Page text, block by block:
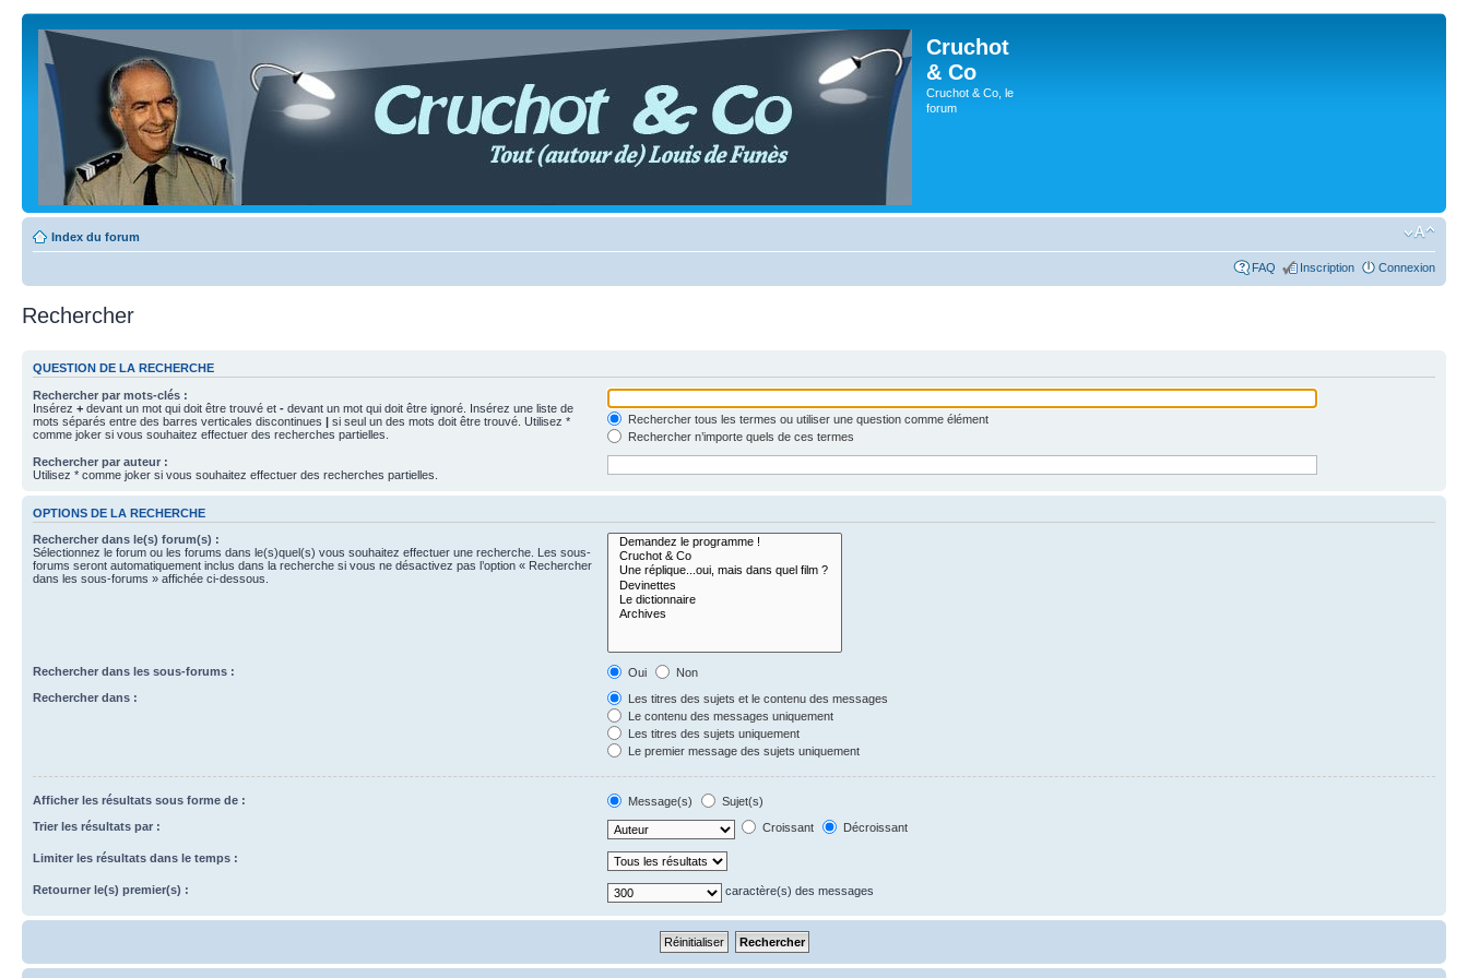
Cruchot
& Co
Cruchot & Co, le
forum
Index du forum
FAQ Inscription Connexion
Rechercher
QUESTION DE LA RECHERCHE
Rechercher par mots-clés :
Insérez + devant un mot qui doit être trouvé et - devant un mot qui doit être ignoré. Insérez une liste de
mots séparés entre des barres verticales discontinues | si seul un des mots doit être trouvé. Utilisez *
comme joker si vous souhaitez effectuer des recherches partielles.
Rechercher tous les termes ou utiliser une question comme élément
Rechercher n’importe quels de ces termes
Rechercher par auteur :
Utilisez * comme joker si vous souhaitez effectuer des recherches partielles.
OPTIONS DE LA RECHERCHE
Rechercher dans le(s) forum(s) :
Sélectionnez le forum ou les forums dans le(s)quel(s) vous souhaitez effectuer une recherche. Les sous-
forums seront automatiquement inclus dans la recherche si vous ne désactivez pas l’option « Rechercher
dans les sous-forums » affichée ci-dessous.
Rechercher dans les sous-forums : Oui
Non
Rechercher dans :
Les titres des sujets et le contenu des messages
Le contenu des messages uniquement
Les titres des sujets uniquement
Le premier message des sujets uniquement
Afficher les résultats sous forme de : Message(s)
Sujet(s)
Trier les résultats par :
Croissant Décroissant
Limiter les résultats dans le temps :
Retourner le(s) premier(s) : caractère(s) des messages